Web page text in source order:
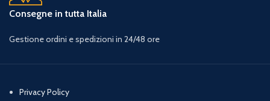
Consegne in tutta Italia
Gestione ordini e spedizioni in 24/48 ore
Privacy Policy